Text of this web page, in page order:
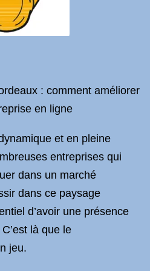
: comment améliorer
en ligne
et en pleine
entreprises qui
dans un marché
dans ce paysage
d’avoir une présence
là que le
jeu.